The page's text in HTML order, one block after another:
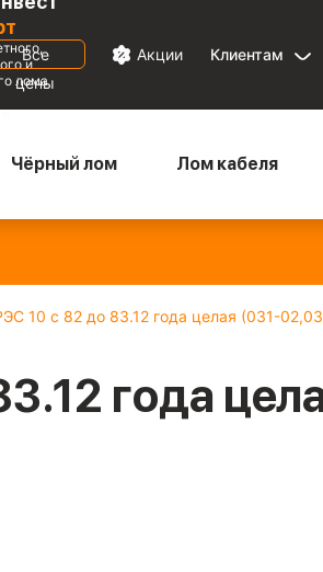
и
лома
Все
цены
Акции Клиентам
Чёрный лом Лом кабеля
10 с 82 до 83.12 года целая (031-
года